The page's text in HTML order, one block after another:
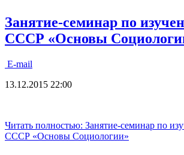
Занятие-семинар по
СССР «Основы
E-mail
13.12.2015 22:00
Читать полностью: Занятие-семинар по
СССР «Основы Социологии»